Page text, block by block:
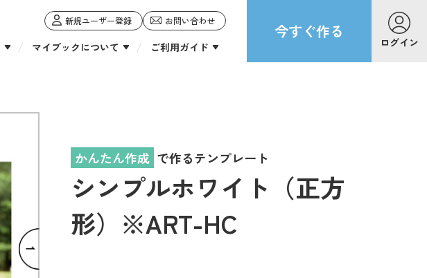
新規ユーザー登録 お問い合わせ
マイブックについて ご利用ガイド
今すぐ作る
ログイン
かんたん作成 で作るテンプレート
シンプルホワイト（正方
形）※ART-HC